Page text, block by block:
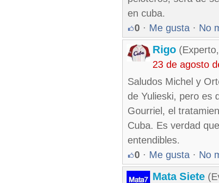
en cuba.
0 · Me gusta · No
Rigo
23 de agosto
Saludos Michel y
de Yulieski, pero es
Gourriel, el
Cuba. Es verdad
entendibles.
0 · Me gusta · No
Mata Siete